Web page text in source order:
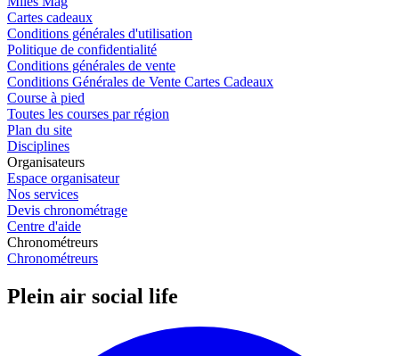
Cartes cadeaux
Conditions générales d'utilisation
Politique de confidentialité
Conditions générales de vente
Conditions Générales de Vente Cartes Cadeaux
Course à pied
Toutes les courses par région
Plan du site
Disciplines
Organisateurs
Espace organisateur
Nos services
Devis chronométrage
Centre d'aide
Chronométreurs
Chronométreurs
Plein air social life